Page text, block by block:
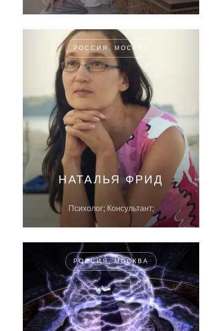
РОССИЯ, МОСКВА
НАТАЛЬЯ ФРИД
Психолог; Консультант;
РОССИЯ, МОСКВА